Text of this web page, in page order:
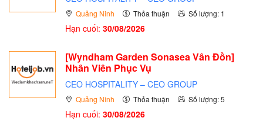
Quảng Ninh Thỏa thuận Số lượng: 1
Hạn cuối: 30/08/2026
[Wyndham Garden Sonasea Vân Đồn]
Nhân Viên Phục Vụ
CEO HOSPITALITY – CEO GROUP
Quảng Ninh Thỏa thuận Số lượng: 5
Hạn cuối: 30/08/2026